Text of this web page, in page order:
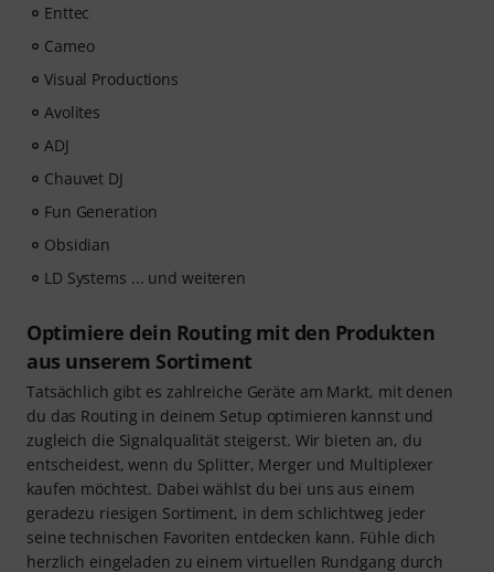
Enttec
Cameo
Visual Productions
Avolites
ADJ
Chauvet DJ
Fun Generation
Obsidian
LD Systems ... und weiteren
Optimiere dein Routing mit den Produkten
aus unserem Sortiment
Tatsächlich gibt es zahlreiche Geräte am Markt, mit denen
du das Routing in deinem Setup optimieren kannst und
zugleich die Signalqualität steigerst. Wir bieten an, du
entscheidest, wenn du Splitter, Merger und Multiplexer
kaufen möchtest. Dabei wählst du bei uns aus einem
geradezu riesigen Sortiment, in dem schlichtweg jeder
seine technischen Favoriten entdecken kann. Fühle dich
herzlich eingeladen zu einem virtuellen Rundgang durch